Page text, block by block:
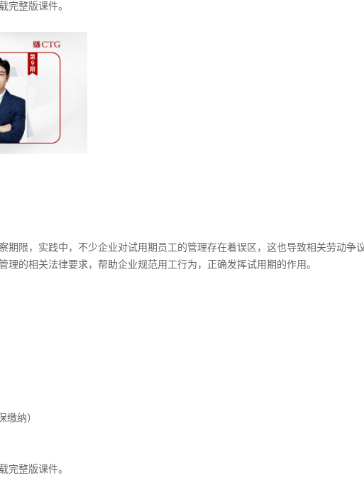
完整版课件。
期限，实践中，不少企业对试用期员工的管理存在着误区，这也导致相关劳动争
的相关法律要求，帮助企业规范用工行为，正确发挥试用期的作用。
缴纳）
完整版课件。